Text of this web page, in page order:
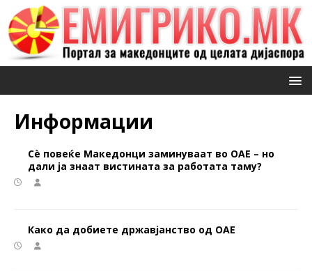
Информации
Сè повеќе Македонци заминуваат во ОАЕ – но
дали ја знаат вистината за работата таму?
Како да добиете државјанство од ОАЕ